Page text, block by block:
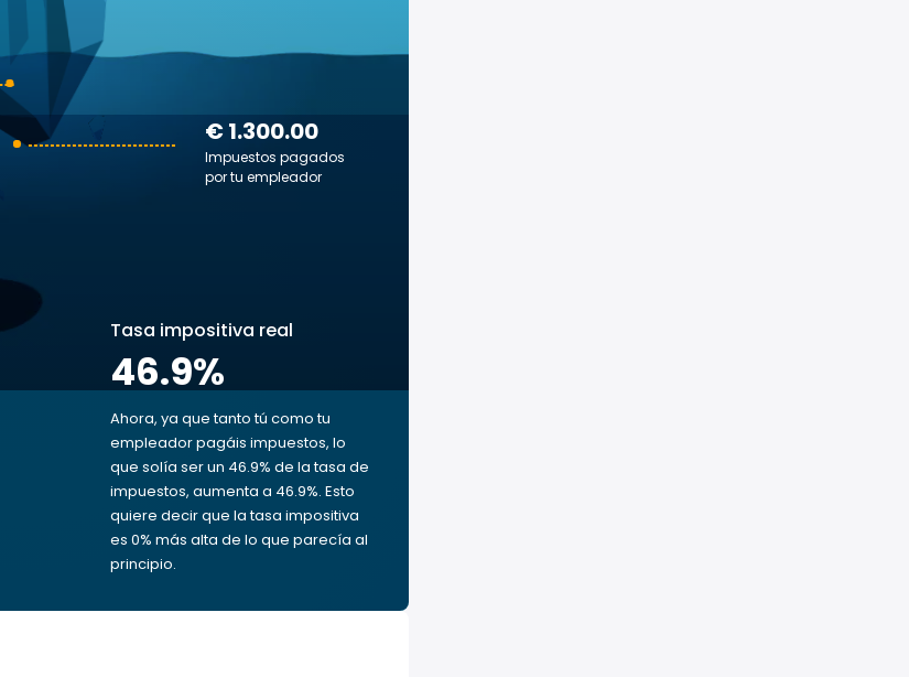
€ 1.300.00
Impuestos pagados
por tu empleador
Tasa impositiva real
46.9%
Ahora, ya que tanto tú como tu
empleador pagáis impuestos, lo
que solía ser un 46.9% de la tasa de
impuestos, aumenta a 46.9%. Esto
quiere decir que la tasa impositiva
es 0% más alta de lo que parecía al
principio.